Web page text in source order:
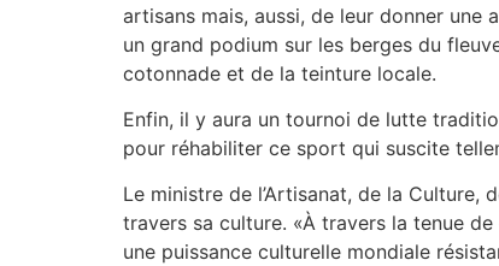
artisans mais, aussi, de leur donner
un grand podium sur les berges du
cotonnade et de la teinture locale.
Enfin, il y aura un tournoi de lutte
pour réhabiliter ce sport qui suscite
Le ministre de l’Artisanat, de la Culture,
travers sa culture. «À travers la tenue
une puissance culturelle mondiale